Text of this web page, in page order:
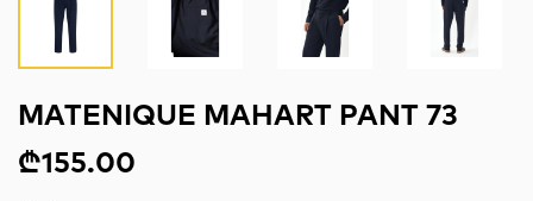
MATENIQUE MAHART PANT 73
₾155.00